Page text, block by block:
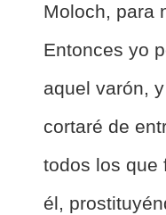
Moloch, para
Entonces yo
aquel varón,
cortaré de
todos los que
él,